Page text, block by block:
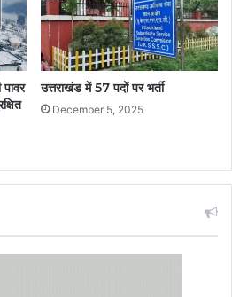
पावर
उत्तराखंड में 57 पदों पर भर्ती
December 5, 2025